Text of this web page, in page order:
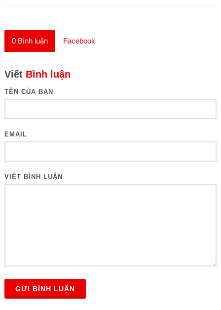
0Bình luận Facebook
Viết Bình luận
TÊN CỦA BẠN
EMAIL
VIẾT BÌNH LUẬN
GỬI BÌNH LUẬN